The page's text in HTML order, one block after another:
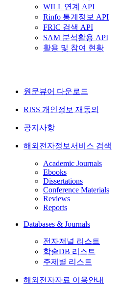
WILL 연계 API
Rinfo 통계정보 API
FRIC 검색 API
SAM 분석활용 API
활용 및 참여 현황
원문뷰어 다운로드
RISS 개인정보 재동의
공지사항
해외전자정보서비스 검색
Academic Journals
Ebooks
Dissertations
Conference Materials
Reviews
Reports
Databases & Journals
전자저널 리스트
학술DB 리스트
주제별 리스트
해외전자자료 이용안내